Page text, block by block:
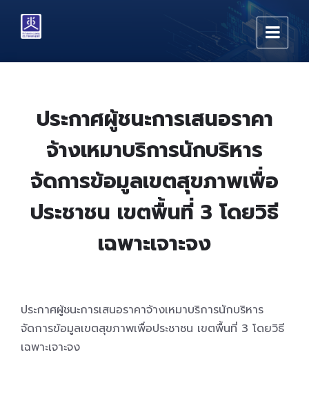
content
main
footer
ประกาศผู้ชนะการเสนอราคา
จ้างเหมาบริการนักบริหาร
จัดการข้อมูลเขตสุขภาพเพื่อ
ประชาชน เขตพื้นที่ 3 โดยวิธี
เฉพาะเจาะจง
ประกาศผู้ชนะการเสนอราคาจ้างเหมาบริการนักบริหาร
จัดการข้อมูลเขตสุขภาพเพื่อประชาชน เขตพื้นที่ 3 โดยวิธี
เฉพาะเจาะจง